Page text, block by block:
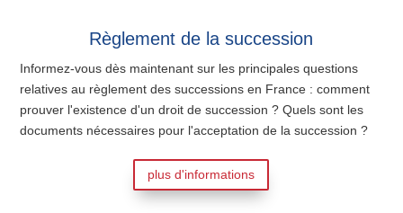
Règlement de la succession
Informez-vous dès maintenant sur les principales questions
relatives au règlement des successions en France : comment
prouver l'existence d'un droit de succession ? Quels sont les
documents nécessaires pour l'acceptation de la succession ?
plus d'informations